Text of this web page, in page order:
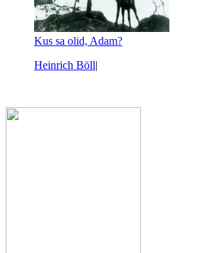
Kus sa olid, Adam?
Heinrich Böll